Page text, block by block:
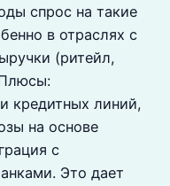
спрос на такие
в отраслях с
(ритейл,
кредитных линий,
на основе
с
Это дает